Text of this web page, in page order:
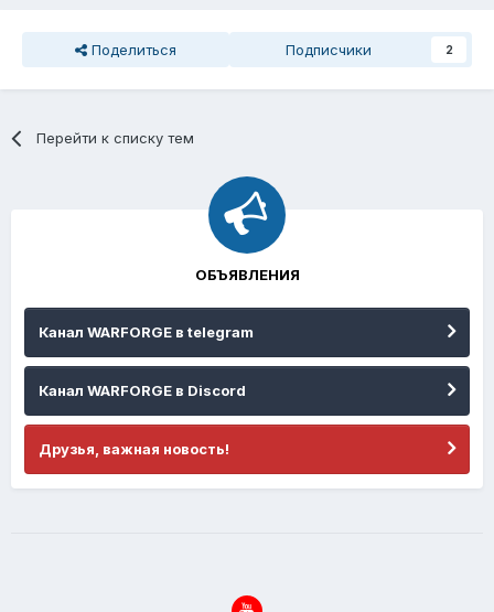
Поделиться Подписчики 2
Перейти к списку тем
ОБЪЯВЛЕНИЯ
Канал WARFORGE в telegram
Канал WARFORGE в Discord
Друзья, важная новость!